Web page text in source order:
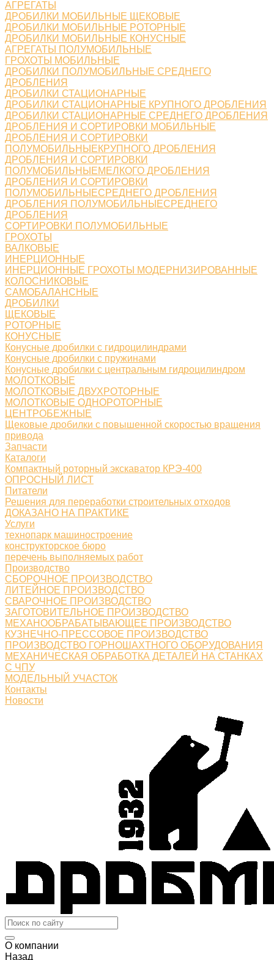
АГРЕГАТЫ
ДРОБИЛКИ МОБИЛЬНЫЕ ЩЕКОВЫЕ
ДРОБИЛКИ МОБИЛЬНЫЕ РОТОРНЫЕ
ДРОБИЛКИ МОБИЛЬНЫЕ КОНУСНЫЕ
АГРЕГАТЫ ПОЛУМОБИЛЬНЫЕ
ГРОХОТЫ МОБИЛЬНЫЕ
ДРОБИЛКИ ПОЛУМОБИЛЬНЫЕ СРЕДНЕГО
ДРОБЛЕНИЯ
ДРОБИЛКИ СТАЦИОНАРНЫЕ
ДРОБИЛКИ СТАЦИОНАРНЫЕ КРУПНОГО ДРОБЛЕНИЯ
ДРОБИЛКИ СТАЦИОНАРНЫЕ СРЕДНЕГО ДРОБЛЕНИЯ
ДРОБЛЕНИЯ И СОРТИРОВКИ МОБИЛЬНЫЕ
ДРОБЛЕНИЯ И СОРТИРОВКИ
ПОЛУМОБИЛЬНЫЕКРУПНОГО ДРОБЛЕНИЯ
ДРОБЛЕНИЯ И СОРТИРОВКИ
ПОЛУМОБИЛЬНЫЕМЕЛКОГО ДРОБЛЕНИЯ
ДРОБЛЕНИЯ И СОРТИРОВКИ
ПОЛУМОБИЛЬНЫЕСРЕДНЕГО ДРОБЛЕНИЯ
ДРОБЛЕНИЯ ПОЛУМОБИЛЬНЫЕСРЕДНЕГО
ДРОБЛЕНИЯ
СОРТИРОВКИ ПОЛУМОБИЛЬНЫЕ
ГРОХОТЫ
ВАЛКОВЫЕ
ИНЕРЦИОННЫЕ
ИНЕРЦИОННЫЕ ГРОХОТЫ МОДЕРНИЗИРОВАННЫЕ
КОЛОСНИКОВЫЕ
САМОБАЛАНСНЫЕ
ДРОБИЛКИ
ЩЕКОВЫЕ
РОТОРНЫЕ
КОНУСНЫЕ
Конусные дробилки с гидроцилиндрами
Конусные дробилки с пружинами
Конусные дробилки с центральным гидроцилиндром
МОЛОТКОВЫЕ
МОЛОТКОВЫЕ ДВУХРОТОРНЫЕ
МОЛОТКОВЫЕ ОДНОРОТОРНЫЕ
ЦЕНТРОБЕЖНЫЕ
Щековые дробилки с повышенной скоростью вращения
привода
Запчасти
Каталоги
Компактный роторный экскаватор КРЭ-400
ОПРОСНЫЙ ЛИСТ
Питатели
Решения для переработки строительных отходов
ДОКАЗАНО НА ПРАКТИКЕ
Услуги
технопарк машиностроение
конструкторское бюро
перечень выполняемых работ
Производство
СБОРОЧНОЕ ПРОИЗВОДСТВО
ЛИТЕЙНОЕ ПРОИЗВОДСТВО
СВАРОЧНОЕ ПРОИЗВОДСТВО
ЗАГОТОВИТЕЛЬНОЕ ПРОИЗВОДСТВО
МЕХАНООБРАБАТЫВАЮЩЕЕ ПРОИЗВОДСТВО
КУЗНЕЧНО-ПРЕССОВОЕ ПРОИЗВОДСТВО
ПРОИЗВОДСТВО ГОРНОШАХТНОГО ОБОРУДОВАНИЯ
МЕХАНИЧЕСКАЯ ОБРАБОТКА ДЕТАЛЕЙ НА СТАНКАХ
С ЧПУ
МОДЕЛЬНЫЙ УЧАСТОК
Контакты
Новости
О компании
Назад